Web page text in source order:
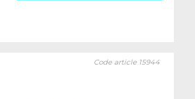
Code article 15944